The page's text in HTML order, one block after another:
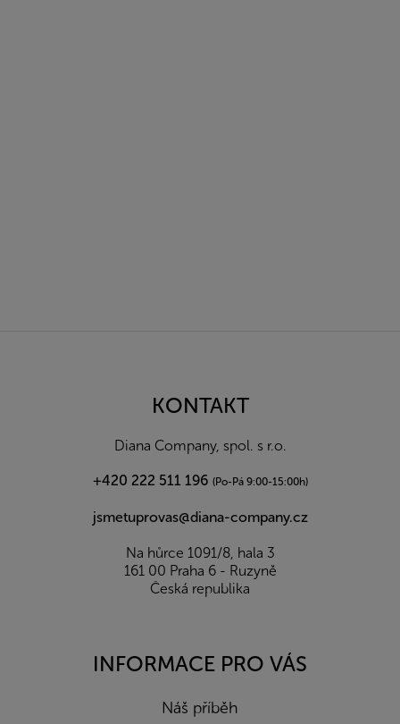
KONTAKT
Diana Company, spol. s r.o.
+420 222 511 196 (Po-Pá 9:00-15:00h)
jsmetuprovas@diana-company.cz
Na hůrce 1091/8, hala 3
161 00 Praha 6 - Ruzyně
Česká republika
INFORMACE PRO VÁS
Náš příběh